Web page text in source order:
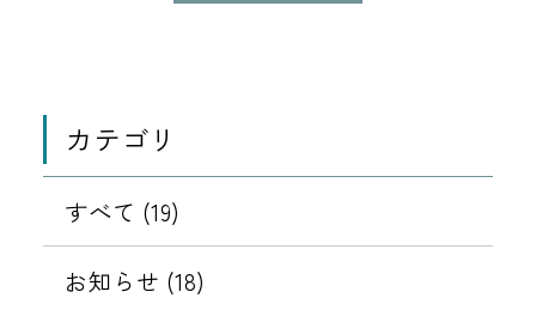
カテゴリ
すべて (19)
お知らせ (18)